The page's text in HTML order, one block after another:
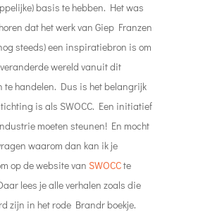
basis te hebben. Het was
dat het werk van Giep Franzen
steeds) een inspiratiebron is om
wereld vanuit dit
te handelen. Dus is het belangrijk
is als SWOCC. Een initiatief
moeten steunen! En mocht
waarom dan kan ik je
op de website van SWOCCte
lees je alle verhalen zoals die
zijn in het rode Brandr boekje.